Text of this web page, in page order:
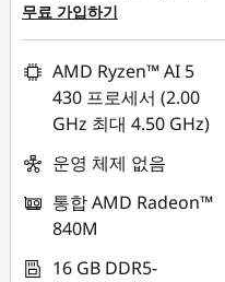
무료 가입하기
AMD Ryzen™ AI 5
430 프로세서 (2.00
GHz 최대 4.50 GHz)
운영 체제 없음
통합 AMD Radeon™
840M
16 GB DDR5-